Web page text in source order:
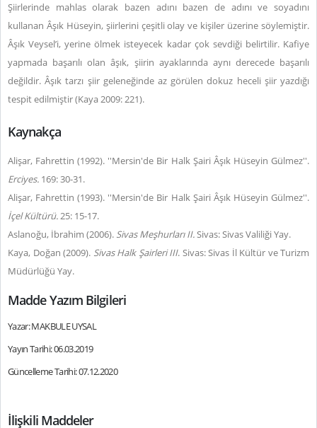
Şiirlerinde mahlas olarak bazen adını bazen de adını ve soyadını
kullanan Âşık Hüseyin, şiirlerini çeşitli olay ve kişiler üzerine söylemiştir.
Âşık Veysel’i, yerine ölmek isteyecek kadar çok sevdiği belirtilir. Kafiye
yapmada başarılı olan âşık, şiirin ayaklarında aynı derecede başarılı
değildir. Âşık tarzı şiir geleneğinde az görülen dokuz heceli şiir yazdığı
tespit edilmiştir (Kaya 2009: 221).
Kaynakça
Alişar, Fahrettin (1992). ''Mersin'de Bir Halk Şairi Âşık Hüseyin Gülmez''.
Erciyes. 169: 30-31.
Alişar, Fahrettin (1993). ''Mersin'de Bir Halk Şairi Âşık Hüseyin Gülmez''.
İçel Kültürü.25: 15-17.
Aslanoğu, İbrahim (2006). Sivas Meşhurları II.Sivas: Sivas Valiliği Yay.
Kaya, Doğan (2009). Sivas Halk Şairleri III. Sivas: Sivas İl Kültür ve Turizm
Müdürlüğü Yay.
Madde Yazım Bilgileri
Yazar: MAKBULE UYSAL
Yayın Tarihi: 06.03.2019
Güncelleme Tarihi: 07.12.2020
İlişkili Maddeler